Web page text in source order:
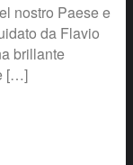
nostro Paese e
da Flavio
brillante
[…]